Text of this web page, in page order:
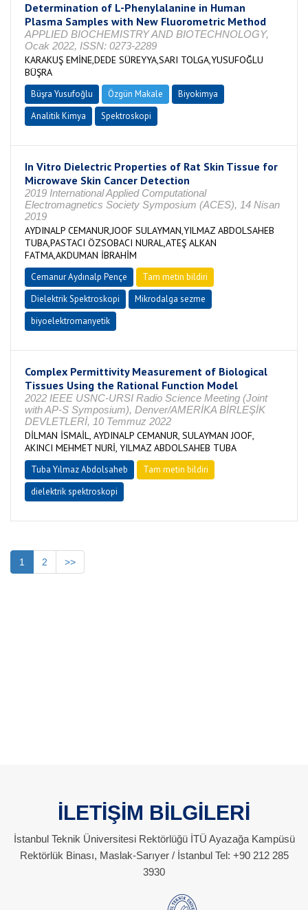
Determination of L-Phenylalanine in Human
Plasma Samples with New Fluorometric Method
APPLIED BIOCHEMISTRY AND BIOTECHNOLOGY,
Ocak 2022, ISSN: 0273-2289
KARAKUŞ EMİNE,DEDE SÜREYYA,SARI TOLGA,YUSUFOĞLU
BÜŞRA
Büşra Yusufoğlu Özgün Makale
Biyokimya
Analitik Kimya
Spektroskopi
In Vitro Dielectric Properties of Rat Skin Tissue for
Microwave Skin Cancer Detection
2019 International Applied Computational
Electromagnetics Society Symposium (ACES), 14 Nisan
2019
AYDINALP CEMANUR,JOOF SULAYMAN,YILMAZ ABDOLSAHEB
TUBA,PASTACI ÖZSOBACI NURAL,ATEŞ ALKAN
FATMA,AKDUMAN İBRAHİM
Cemanur Aydınalp Pençe
Tam metin bildiri
Dielektrik Spektroskopi
Mikrodalga sezme
biyoelektromanyetik
Complex Permittivity Measurement of Biological
Tissues Using the Rational Function Model
2022 IEEE USNC-URSI Radio Science Meeting (Joint
with AP-S Symposium), Denver/AMERİKA BİRLEŞİK
DEVLETLERİ, 10 Temmuz 2022
DİLMAN İSMAİL, AYDINALP CEMANUR, SULAYMAN JOOF,
AKINCI MEHMET NURİ, YILMAZ ABDOLSAHEB TUBA
Tuba Yılmaz Abdolsaheb
Tam metin bildiri
dielektrik spektroskopi
1 2 >>
İLETİŞİM BİLGİLERİ
İstanbul Teknik Üniversitesi Rektörlüğü İTÜ Ayazağa Kampüsü
Rektörlük Binası, Maslak-Sarıyer / İstanbul Tel: +90 212 285
3930